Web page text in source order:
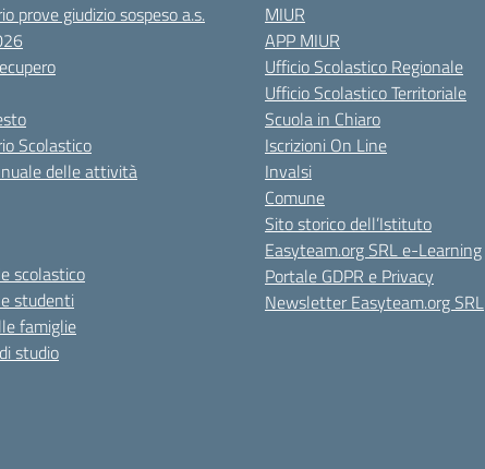
prove giudizio sospeso a.s.
Scolastico
delle attività
scolastico
studenti
famiglie
studio
MIUR
APP MIUR
Ufficio Scolastico Regionale
Ufficio Scolastico Territoriale
Scuola in Chiaro
Iscrizioni On Line
Invalsi
Comune
Sito storico dell’Istituto
Easyteam.org SRL e-Learning
Portale GDPR e Privacy
Newsletter Easyteam.org SRL